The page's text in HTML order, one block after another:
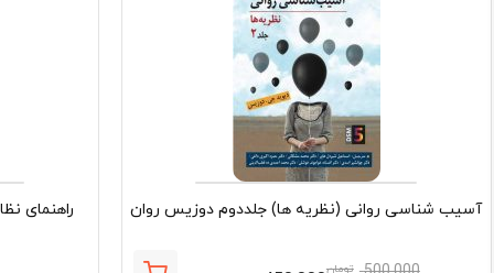
آسیب شناسی روانی (نظریه ها) جلددوم دوزیس روان
تومان
راهنمای